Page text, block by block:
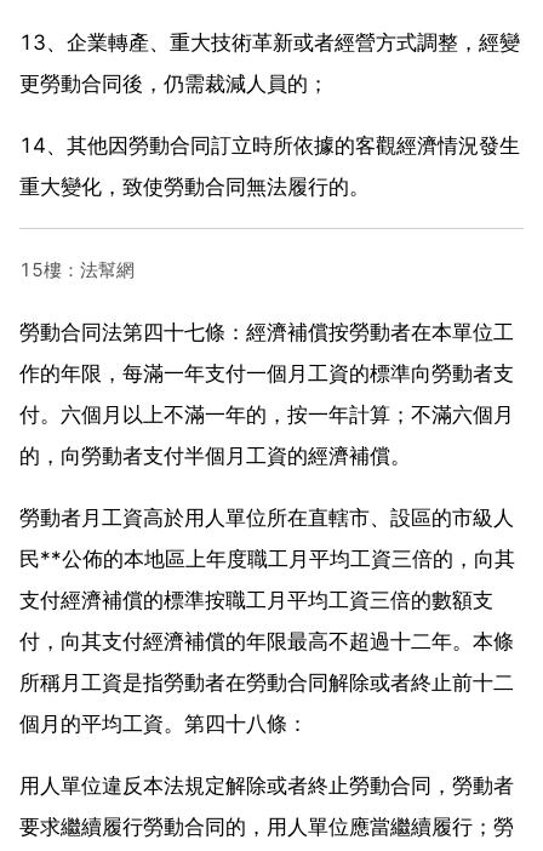
13、企業轉產、重大技術革新或者經營方式調整，經變
更勞動合同後，仍需裁減人員的；
14、其他因勞動合同訂立時所依據的客觀經濟情況發生
重大變化，致使勞動合同無法履行的。
15樓：法幫網
勞動合同法第四十七條：經濟補償按勞動者在本單位工
作的年限，每滿一年支付一個月工資的標準向勞動者支
付。六個月以上不滿一年的，按一年計算；不滿六個月
的，向勞動者支付半個月工資的經濟補償。
勞動者月工資高於用人單位所在直轄市、設區的市級人
民**公佈的本地區上年度職工月平均工資三倍的，向其
支付經濟補償的標準按職工月平均工資三倍的數額支
付，向其支付經濟補償的年限最高不超過十二年。本條
所稱月工資是指勞動者在勞動合同解除或者終止前十二
個月的平均工資。第四十八條：
用人單位違反本法規定解除或者終止勞動合同，勞動者
要求繼續履行勞動合同的，用人單位應當繼續履行；勞